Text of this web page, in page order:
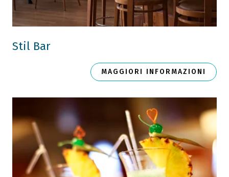
Stil Bar
MAGGIORI INFORMAZIONI